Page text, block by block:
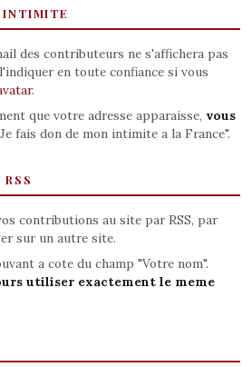
INTIMITE
des contributeurs ne s'affichera pas
en toute confiance si vous
.
que votre adresse apparaisse, vous
fais don de mon intimite a la France".
RSS
contributions au site par RSS, par
sur un autre site.
a cote du champ "Votre nom".
utiliser exactement le meme